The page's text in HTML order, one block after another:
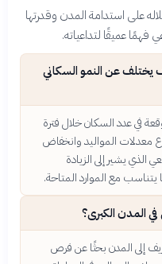
على استدامة المدن وقدرتها
فهمًا عميقًا لتداعياته.
يختلف عن النمو السكاني
في عدد السكان خلال فترة
معدلات المواليد وانخفاض
الذي يشير إلى الزيادة
يتناسب مع الموارد المتاحة.
في المدن الكبرى؟
إلى المدن بحثًا عن فرص